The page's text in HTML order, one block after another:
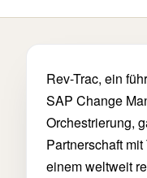
Rev-Trac, ein
SAP Change
Orchestrierung,
Partnerschaft
einem weltweit